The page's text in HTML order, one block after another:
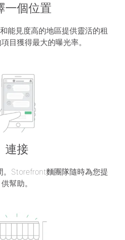
一個位置
能見度高的地區提供靈活的租
目獲得最大的曝光率。
連接
。Storefront麵團隊隨時為您提
供幫助。